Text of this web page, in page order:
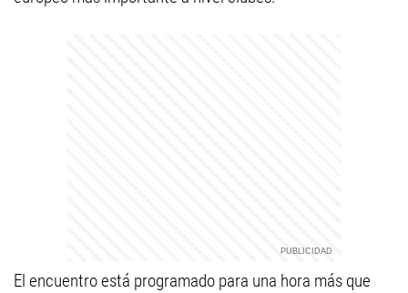
El encuentro está programado para una hora más que